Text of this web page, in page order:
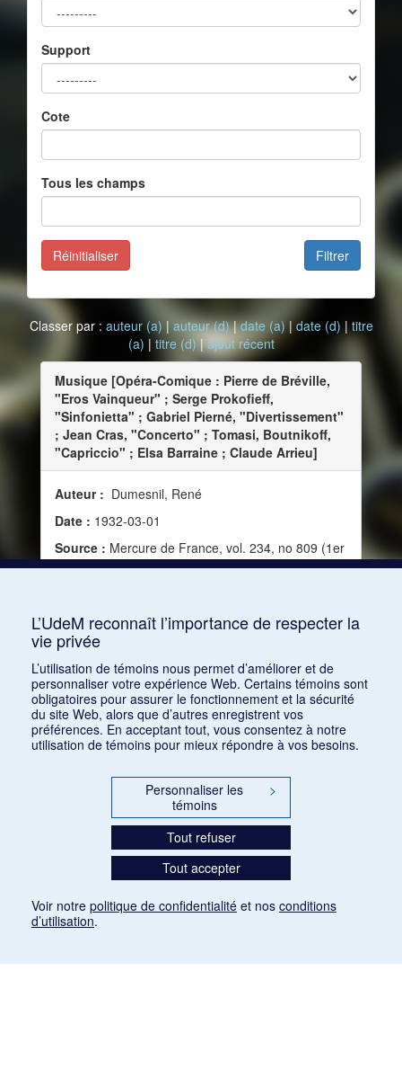
Support
Cote
Tous les champs
Filtrer
Réinitialiser
Classer par : auteur (a) | auteur (d)|date (a)|date (d) | titre
(a) | titre (d)|ajout récent
Musique [Opéra-Comique : Pierre de Bréville,
"Eros Vainqueur" ; Serge Prokofieff,
"Sinfonietta" ; Gabriel Pierné, "Divertissement"
; Jean Cras, "Concerto" ; Tomasi, Boutnikoff,
"Capriccio" ; Elsa Barraine ; Claude Arrieu]
Auteur : Dumesnil, René
Date : 1932-03-01
Source : Mercure de France, vol. 234, no 809 (1er
mars 1932)
L’UdeM reconnaît l’importance de respecter la
vie privée
L’utilisation de témoins nous permet d’améliorer et de
personnaliser votre expérience Web. Certains témoins sont
obligatoires pour assurer le fonctionnement et la sécurité
du site Web, alors que d’autres enregistrent vos
préférences. En acceptant tout, vous consentez à notre
utilisation de témoins pour mieux répondre à vos besoins.
Personnaliser les
témoins
>
Tout refuser
Tout accepter
Voir notre politique de confidentialité et nos conditions
d’utilisation.